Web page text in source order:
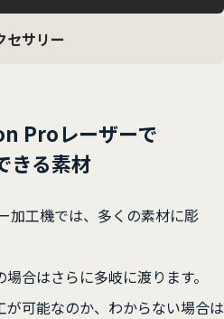
セサリー
Proレーザーで
きる素材
加工機では、多くの素材に彫
合はさらに多岐に渡ります。
可能なのか、わからない場合は